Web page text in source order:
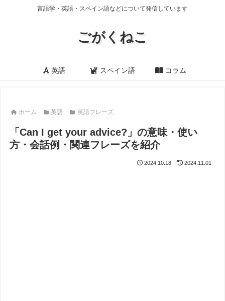
言語学・英語・スペイン語などについて発信しています
ごがくねこ
英語 スペイン語 コラム
ホーム 英語 英語フレーズ
「Can I get your advice?」の意味・使い
方・会話例・関連フレーズを紹介
2024.10.18 2024.11.01